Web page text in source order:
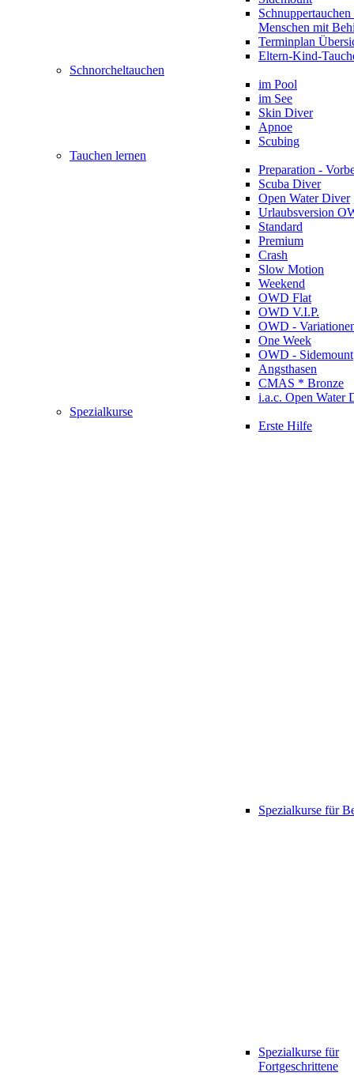
Menschen mit
Terminplan
Eltern-Kind-
Schnorcheltauchen
im Pool
im See
Skin Diver
Apnoe
Scubing
Tauchen lernen
Preparation -
Scuba Diver
Open Water Diver
Urlaubsversion
Standard
Premium
Crash
Slow Motion
Weekend
OWD Flat
OWD V.I.P.
OWD -
One Week
OWD - Sidemount
Angsthasen
CMAS * Bronze
i.a.c. Open Water
Spezialkurse
Erste Hilfe
Spezialkurse für
Spezialkurse für
Fortgeschrittene